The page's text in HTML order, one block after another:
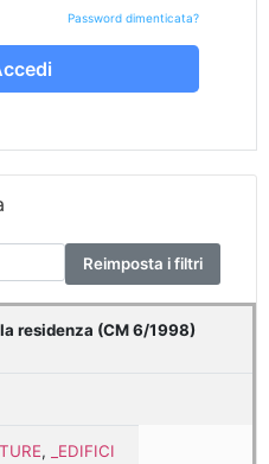
Password dimenticata?
Reimposta i filtri
residenza (CM 6/1998)
,
_EDIFICI